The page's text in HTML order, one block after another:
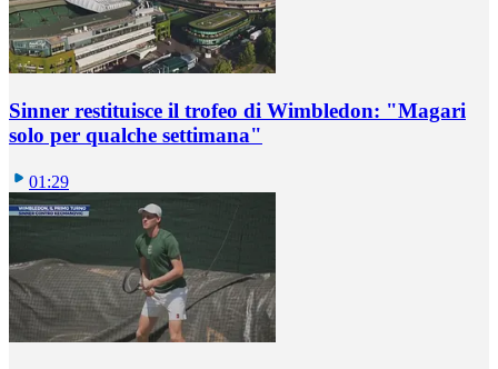
Sinner restituisce il trofeo di Wimbledon: "Magari
solo per qualche settimana"
01:29